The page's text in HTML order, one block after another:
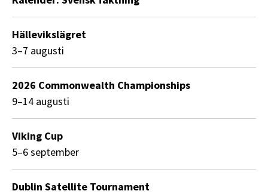
Hällevikslägret
3–7 augusti
2026 Commonwealth Championships
9–14 augusti
Viking Cup
5–6 september
Dublin Satellite Tournament